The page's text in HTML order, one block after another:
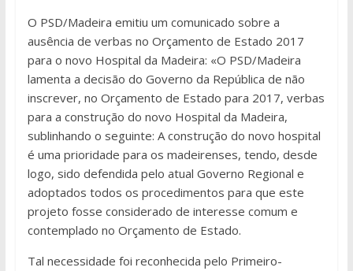
O PSD/Madeira emitiu um comunicado sobre a
ausência de verbas no Orçamento de Estado 2017
para o novo Hospital da Madeira: «O PSD/Madeira
lamenta a decisão do Governo da República de não
inscrever, no Orçamento de Estado para 2017, verbas
para a construção do novo Hospital da Madeira,
sublinhando o seguinte: A construção do novo hospital
é uma prioridade para os madeirenses, tendo, desde
logo, sido defendida pelo atual Governo Regional e
adoptados todos os procedimentos para que este
projeto fosse considerado de interesse comum e
contemplado no Orçamento de Estado.
Tal necessidade foi reconhecida pelo Primeiro-